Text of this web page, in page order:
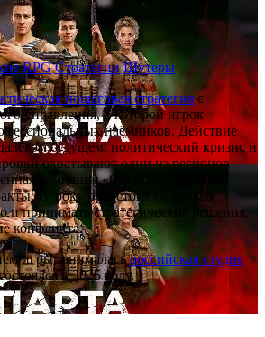
RPG Стратегии Шутеры
пошаговая стратегияс
управления, в которой игрок
наёмников. Действие
будущем: политический кризис и
охватывают один из регионов
компания «Спарта» берётся за
Игроку предстоит не только
и принимать стратегические решения,
конфликта.
игры занималасьроссийская студия
в 2025 году.